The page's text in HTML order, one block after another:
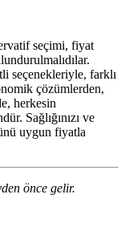
seçimi, fiyat
seçenekleriyle, farklı
çözümlerden,
herkesin
Sağlığınızı ve
uygun fiyatla
önce gelir.